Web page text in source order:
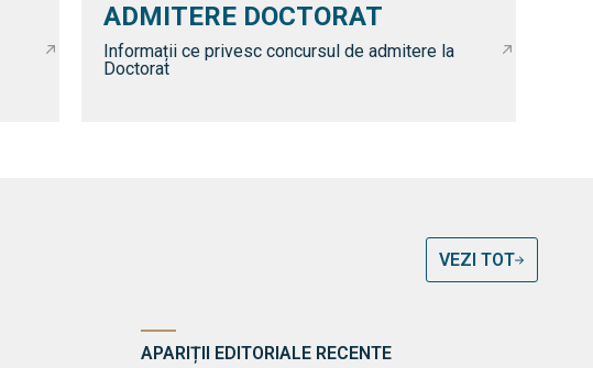
ADMITERE DOCTORAT
Informații ce privesc concursul de admitere la
Doctorat
VEZI TOT
APARIȚII EDITORIALE RECENTE